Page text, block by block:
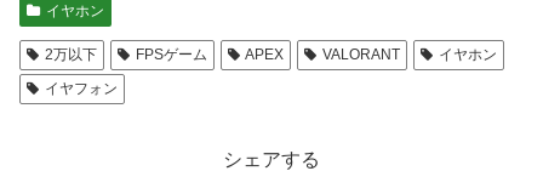
イヤホン
2万以下 FPSゲーム APEX VALORANT
イヤホン
イヤフォン
シェアする